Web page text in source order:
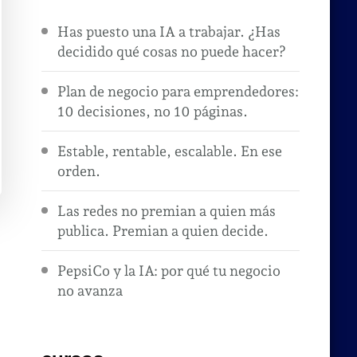
Has puesto una IA a trabajar. ¿Has
decidido qué cosas no puede hacer?
Plan de negocio para emprendedores:
10 decisiones, no 10 páginas.
Estable, rentable, escalable. En ese
orden.
Las redes no premian a quien más
publica. Premian a quien decide.
PepsiCo y la IA: por qué tu negocio
no avanza